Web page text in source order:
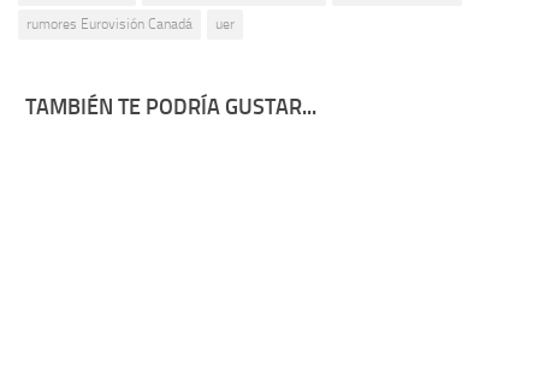
rumores Eurovisión Canadá
uer
TAMBIÉN TE PODRÍA GUSTAR...